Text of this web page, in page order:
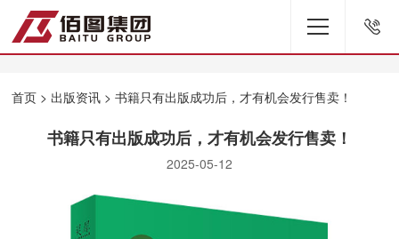
首页 > 出版资讯 > 书籍只有出版成功后，才有机会发行售卖！
书籍只有出版成功后，才有机会发行售卖！
2025-05-12